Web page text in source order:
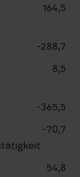
164,5
-288,7
8,5
-365,5
-70,7
54,8